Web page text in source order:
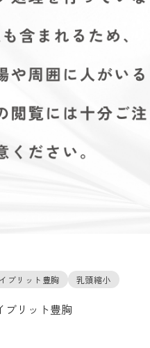
ブリット豊胸 乳頭縮小
ブリット豊胸